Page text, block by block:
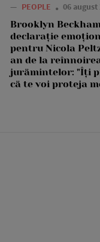
— PEOPLE 06 august
Brooklyn
declarație
pentru Nicola
an de la
jurămintelor: "Îți
că te voi proteja